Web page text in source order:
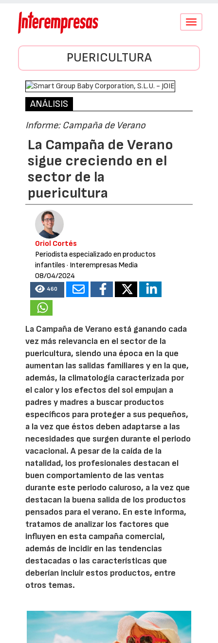
Conmutar
PUERICULTURA
ANÁLISIS
Informe: Campaña de Verano
La Campaña de Verano
sigue creciendo en el
sector de la
puericultura
Oriol Cortés
Periodista especializado en productos
infantiles · Interempresas Media
08/04/2024
460
La Campaña de Verano está ganando cada
vez más relevancia en el sector de la
puericultura, siendo una época en la que
aumentan las salidas familiares y en la que,
además, la climatología caracterizada por
el calor y los efectos del sol empujan a
padres y madres a buscar productos
específicos para proteger a sus pequeños,
a la vez que éstos deben adaptarse a las
necesidades que surgen durante el periodo
vacacional. A pesar de la caída de la
natalidad, los profesionales destacan el
buen comportamiento de las ventas
durante este periodo caluroso, a la vez que
destacan la buena salida de los productos
pensados para el verano. En este informa,
tratamos de analizar los factores que
influyen en esta campaña comercial,
además de incidir en las tendencias
destacadas o las características que
deberían incluir estos productos, entre
otros temas.